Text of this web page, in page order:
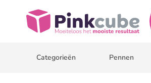
Pinkcube
Categorieën Pennen